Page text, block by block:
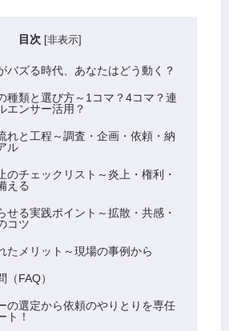
目次 [非表示]
バズる時代、あなたはどう動く？
種類と選び方～1コマ？4コマ？連
エンサー活用？
れと工程～調査・企画・依頼・納
ル
のチェックリスト～炎上・権利・
える
せる実践ポイント～拡散・共感・
コツ
たメリット～現場の事例から
（FAQ）
の選定から依頼のやりとりを専任
ト！